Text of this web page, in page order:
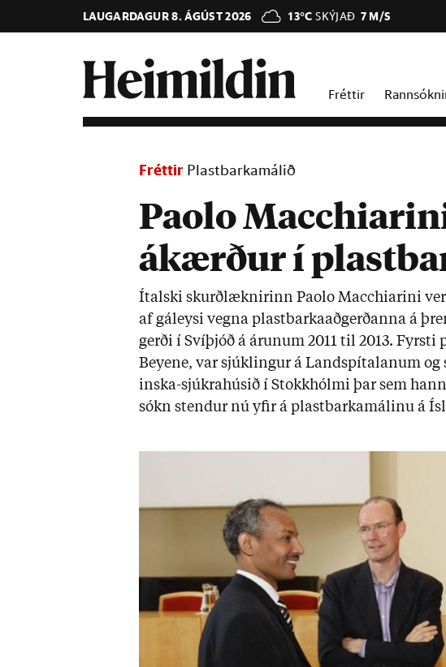
LAUGARDAGUR 8. ÁGÚST 2026 13°C SKÝJAÐ 7 M/S
Fréttir
Fréttir Plastbarkamálið
Paolo
ákærður í
Ít­alski skurð­lækn­ir­inn Paolo Macchi­ar­ini
af gá­leysi vegna plast­barka­að­gerð­anna á
gerði í Sví­þjóð á ár­un­um 2011 til 2013.
Beyene, var sjúk­ling­ur á Land­spít­al­an­um
inska-sjúkra­hús­ið í Stokk­hólmi þar sem
sókn stend­ur nú yf­ir á plast­barka­mál­inu á